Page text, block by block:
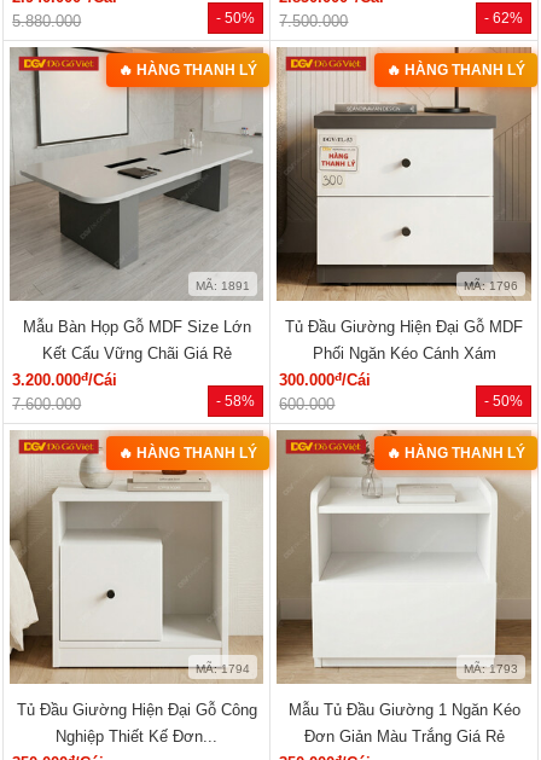
- 50%
5.880.000
- 62%
7.500.000
- 58%
🔥 HÀNG THANH LÝ
MÃ: 1891
Mẫu Bàn Họp Gỗ MDF Size Lớn
Kết Cấu Vững Chãi Giá Rẻ
3.200.000đ/Cái
7.600.000
- 50%
🔥 HÀNG THANH LÝ
MÃ: 1796
Tủ Đầu Giường Hiện Đại Gỗ MDF
Phối Ngăn Kéo Cánh Xám
300.000đ/Cái
600.000
🔥 HÀNG THANH LÝ
MÃ: 1794
Tủ Đầu Giường Hiện Đại Gỗ Công
Nghiệp Thiết Kế Đơn...
🔥 HÀNG THANH LÝ
MÃ: 1793
Mẫu Tủ Đầu Giường 1 Ngăn Kéo
Đơn Giản Màu Trắng Giá Rẻ